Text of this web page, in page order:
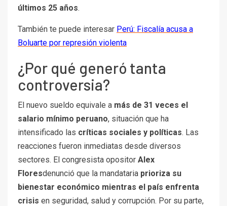
últimos 25 años.
También te puede interesar Perú: Fiscalía acusa a
Boluarte por represión violenta
¿Por qué generó tanta
controversia?
El nuevo sueldo equivale a más de 31 veces el
salario mínimo peruano, situación que ha
intensificado las críticas sociales y políticas. Las
reacciones fueron inmediatas desde diversos
sectores. El congresista opositor Alex
Floresdenunció que la mandataria prioriza su
bienestar económico mientras el país enfrenta
crisis en seguridad, salud y corrupción. Por su parte,